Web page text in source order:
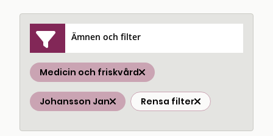
Ämnen och filter
Medicin och friskvård
Johansson Jan Rensa filter